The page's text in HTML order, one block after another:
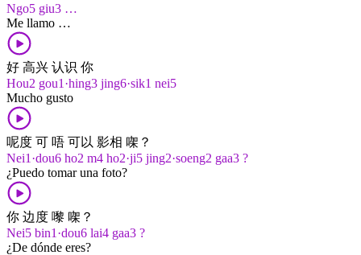
Ngo5 giu3 …
Me llamo …
好 高兴 认识 你
Hou2 gou1·hing3 jing6·sik1 nei5
Mucho gusto
呢度 可 唔 可以 影相 㗎？
Nei1·dou6 ho2 m4 ho2·ji5 jing2·soeng2 gaa3 ?
¿Puedo tomar una foto?
你 边度 嚟 㗎？
Nei5 bin1·dou6 lai4 gaa3 ?
¿De dónde eres?